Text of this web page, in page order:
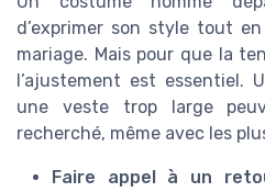
d’exprimer son style tout
mariage. Mais pour que la
l’ajustement est essentiel.
une veste trop large
recherché, même avec les
Faire appel à un